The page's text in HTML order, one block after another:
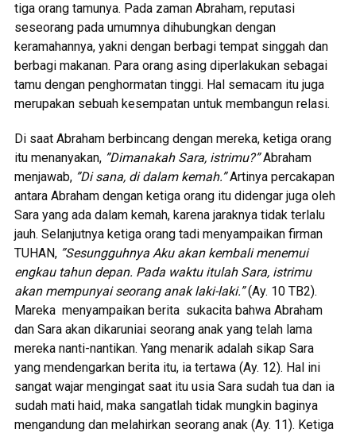
tiga orang tamunya. Pada zaman Abraham, reputasi
seseorang pada umumnya dihubungkan dengan
keramahannya, yakni dengan berbagi tempat singgah dan
berbagi makanan. Para orang asing diperlakukan sebagai
tamu dengan penghormatan tinggi. Hal semacam itu juga
merupakan sebuah kesempatan untuk membangun relasi.
Di saat Abraham berbincang dengan mereka, ketiga orang
itu menanyakan, ”Dimanakah Sara, istrimu?”Abraham
menjawab, ”Di sana, di dalam kemah.”Artinya percakapan
antara Abraham dengan ketiga orang itu didengar juga oleh
Sara yang ada dalam kemah, karena jaraknya tidak terlalu
jauh. Selanjutnya ketiga orang tadi menyampaikan firman
TUHAN, ”Sesungguhnya Aku akan kembali menemui
engkau tahun depan. Pada waktu itulah Sara, istrimu
akan mempunyai seorang anak laki-laki.”(Ay. 10 TB2).
Mareka menyampaikan berita sukacita bahwa Abraham
dan Sara akan dikaruniai seorang anak yang telah lama
mereka nanti-nantikan. Yang menarik adalah sikap Sara
yang mendengarkan berita itu, ia tertawa (Ay. 12). Hal ini
sangat wajar mengingat saat itu usia Sara sudah tua dan ia
sudah mati haid, maka sangatlah tidak mungkin baginya
mengandung dan melahirkan seorang anak (Ay. 11). Ketiga